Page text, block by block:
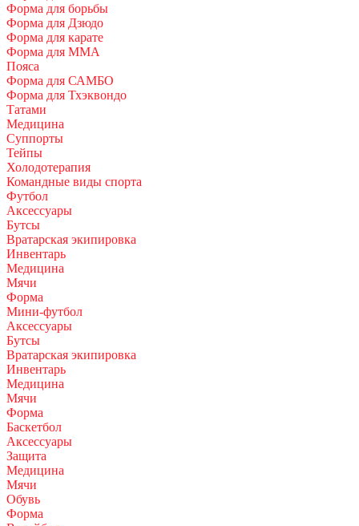
Форма для борьбы
Форма для Дзюдо
Форма для карате
Форма для MMA
Пояса
Форма для САМБО
Форма для Тхэквондо
Татами
Медицина
Суппорты
Тейпы
Холодотерапия
Командные виды спорта
Футбол
Аксессуары
Бутсы
Вратарская экипировка
Инвентарь
Медицина
Мячи
Форма
Мини-футбол
Аксессуары
Бутсы
Вратарская экипировка
Инвентарь
Медицина
Мячи
Форма
Баскетбол
Аксессуары
Защита
Медицина
Мячи
Обувь
Форма